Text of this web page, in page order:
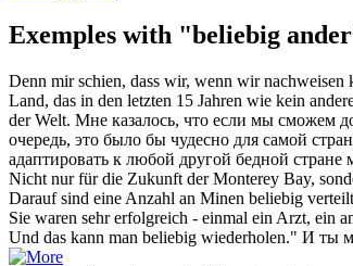
Exemples with "beliebig
Denn mir schien, dass wir, wenn wir nachweisen
Land, das in den letzten 15 Jahren wie kein
der Welt. Мне казалось, что если мы сможем
очередь, это было бы чудесно для самой
адаптировать к любой другой бедной стране
Nicht nur für die Zukunft der Monterey Bay,
Darauf sind eine Anzahl an Minen beliebig
Sie waren sehr erfolgreich - einmal ein Arzt, ein
Und das kann man beliebig wiederholen." И ты